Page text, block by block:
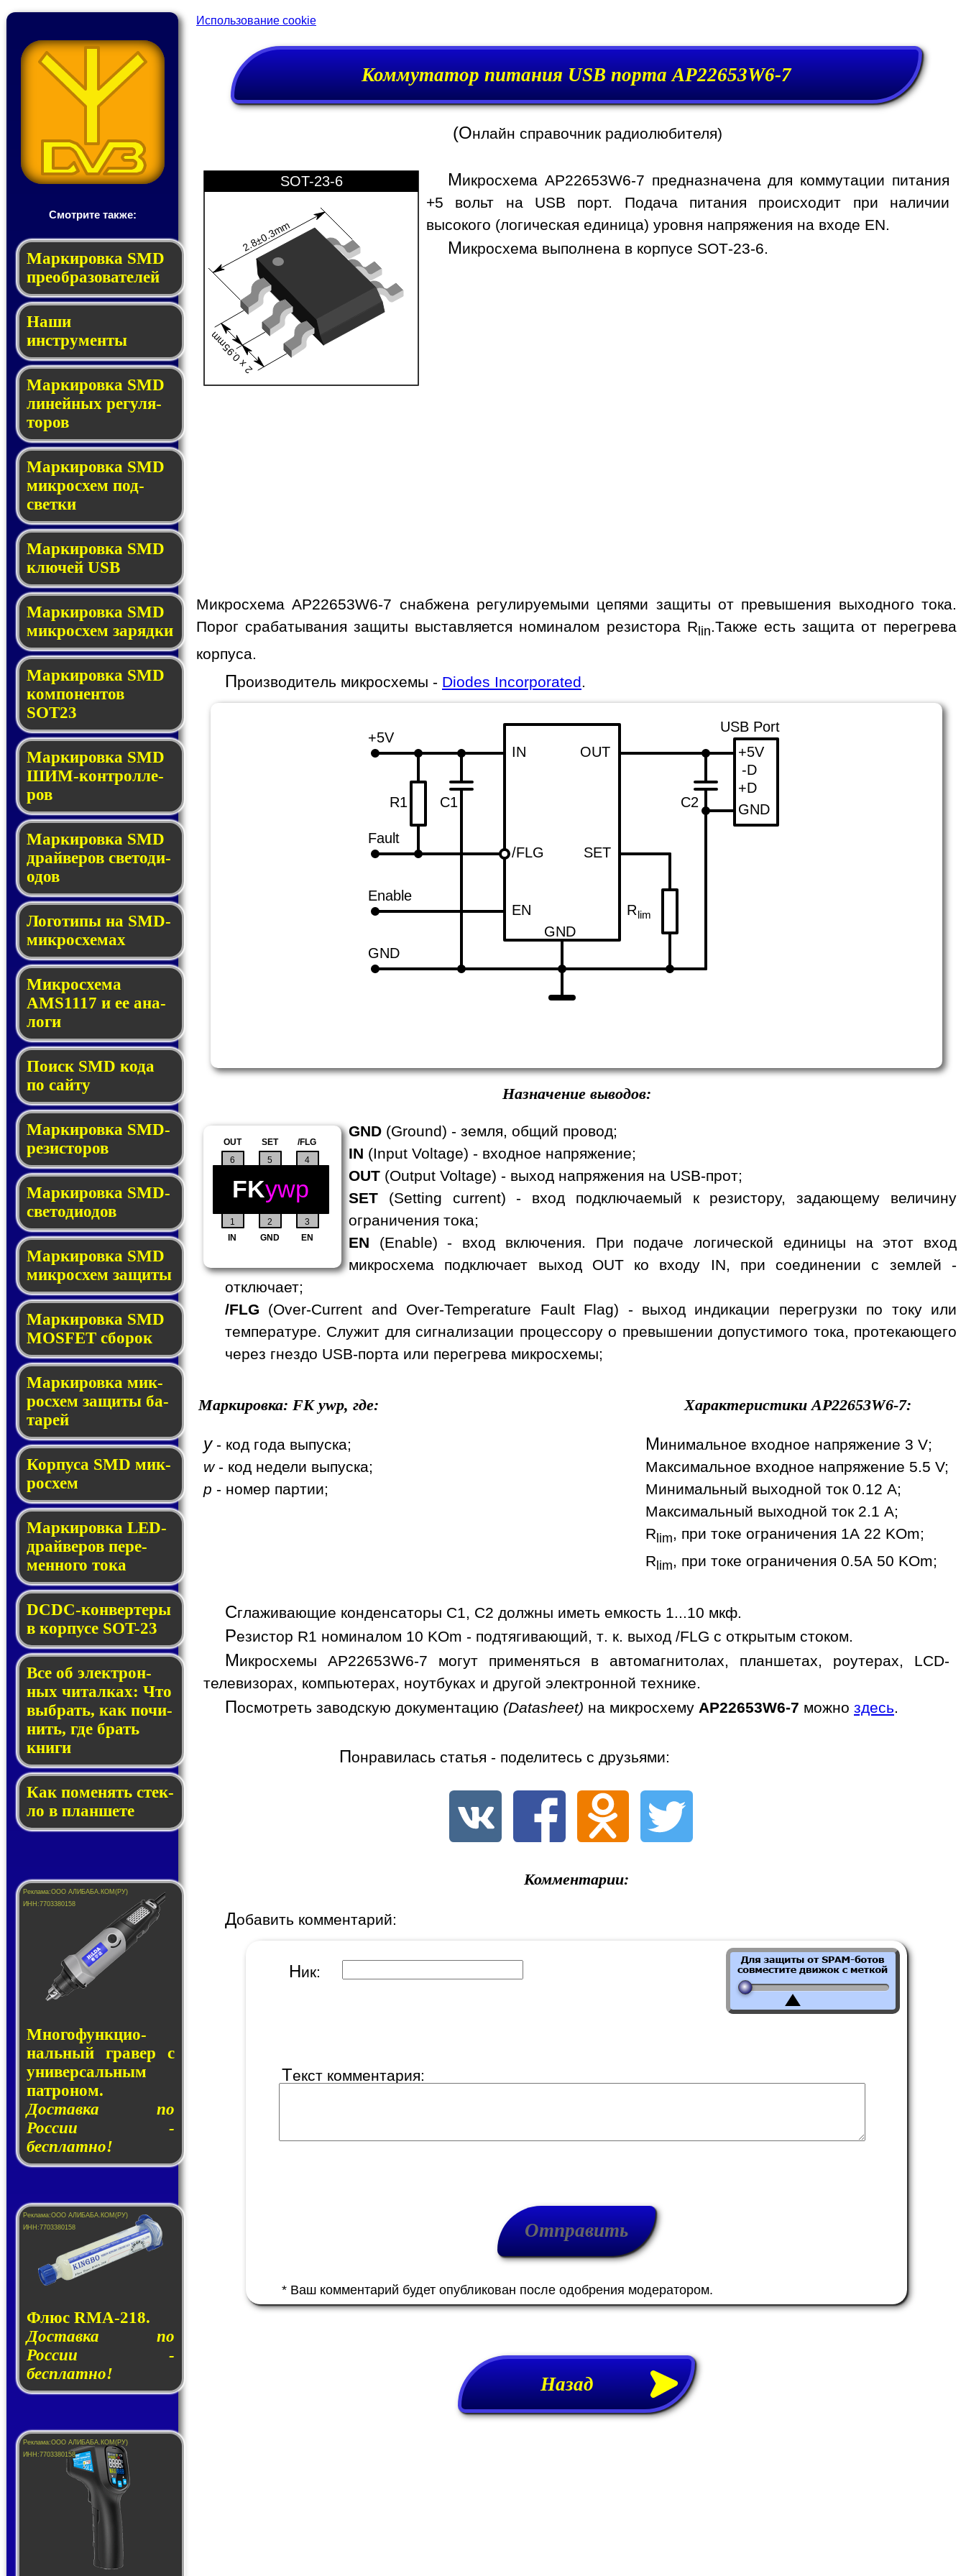
Смотрите также:
Мар­ки­ров­ка SMD
пре­об­ра­зо­ва­те­лей
Наши
инструменты
Маркировка SMD
ли­ней­ных ре­гу­ля­
то­ров
Маркировка SMD
мик­ро­схем под­
свет­ки
Маркировка SMD
клю­чей USB
Маркировка SMD
мик­рос­хем за­ряд­ки
Маркировка SMD
ком­по­нен­тов
SOT23
Маркировка SMD
ШИМ-кон­трол­ле­
ров
Маркировка SMD
драй­ве­ров све­то­ди­
о­дов
Логотипы на SMD-
мик­ро­схе­мах
Микросхема
AMS1117 и ее ана­
ло­ги
Поиск SMD ко­да
по сай­ту
Маркировка SMD-
ре­зис­то­ров
Маркировка SMD-
све­то­дио­дов
Мар­ки­ров­ка SMD
мик­рос­хем защиты
Мар­ки­ров­ка SMD
MOSFET сбо­рок
Мар­ки­ров­ка мик­
ро­схем за­щи­ты ба­
та­рей
Корпуса SMD мик­
ро­схем
Маркировка LED-
драй­ве­ров пе­ре­
мен­но­го то­ка
DCDC-кон­вер­те­ры
в кор­пу­се SOT-23
Все об элек­трон­
ных чи­тал­ках: Что
выб­рать, как по­чи­
нить, где брать
кни­ги
Как по­ме­нять стек­
ло в планшете
Много­функ­цио­
наль­ный гра­вер с
уни­вер­саль­ным
пат­ро­ном.
Доставка по
России -
бесплатно!
Флюс RMA-218.
Доставка по
России -
бесплатно!
Использование cookie
Коммутатор питания USB порта AP22653W6-7
(Онлайн справочник радиолюбителя)
2.8±0.3mm
2 x 0.95mm
SOT-23-6 Микросхема AP22653W6-7 предназначена для коммутации питания
+5 вольт на USB порт. Подача питания происходит при наличии
высокого (логическая единица) уровня напряжения на входе EN.
Микросхема выполнена в корпусе SOT-23-6.
Микросхема AP22653W6-7 снабжена регулируемыми цепями защиты от превышения выходного тока.
Порог срабатывания защиты выставляется номиналом резистора Rlin .Также есть защита от перегрева
корпуса.
Производитель микросхемы - Diodes Incorporated.
+5V
GND
IN OUT
Enable
GND
SET
Rlim
+5V
-D
+D
GND
C1 C2
USB Port
Fault
/FLG
R1
EN
Назначение выводов:
1 2 3
4
IN GND EN
/FLG
SET
5
6
OUT
FKywp
GND (Ground) - земля, общий провод;
IN (Input Voltage) - входное напряжение;
OUT (Output Voltage) - выход напряжения на USB-прот;
SET (Setting current) - вход подключаемый к резистору, задающему величину
ограничения тока;
EN (Enable) - вход включения. При подаче логической единицы на этот вход
микросхема подключает выход OUT ко входу IN, при соединении с землей -
отключает;
/FLG (Over-Current and Over-Temperature Fault Flag) - выход индикации перегрузки по току или
температуре. Служит для сигнализации процессору о превышении допустимого тока, протекающего
через гнездо USB-порта или перегрева микросхемы;
Маркировка: FKywp, где:
y- код года выпуска;
w- код недели выпуска;
p - номер партии;
Характеристики AP22653W6-7:
Минимальное входное напряжение 3 V;
Максимальное входное напряжение 5.5 V;
Минимальный выходной ток 0.12 A;
Максимальный выходной ток 2.1 A;
Rlim, при токе ограничения 1А 22 KOm;
R lim, при токе ограничения 0.5А 50 KOm;
Сглаживающие конденсаторы C1, C2 должны иметь емкость 1...10 мкф.
Резистор R1 номиналом 10 KOm - подтягивающий, т. к. выход /FLG с открытым стоком.
Микросхемы AP22653W6-7 могут применяться в автомагнитолах, планшетах, роутерах, LCD-
телевизорах, компьютерах, ноутбуках и другой электронной технике.
Посмотреть заводскую документацию (Datasheet) на микросхему AP22653W6-7 можно здесь
Понравилась статья - поделитесь с друзьями:
Комментарии:
Добавить комментарий:
Ник:
Текст комментария:
* Ваш комментарий будет опубликован после одобрения модератором.
Назад